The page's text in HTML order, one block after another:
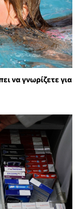
να γνωρίζετε για